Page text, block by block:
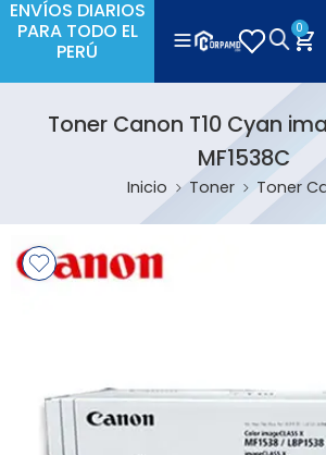
ENVÍOS DIARIOS
PARA TODO EL
PERÚ
0
Toner Canon T10 Cyan
MF1538C
Inicio Toner Toner